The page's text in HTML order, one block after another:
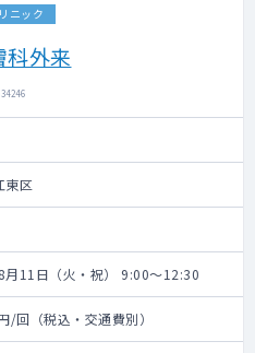
ニック
科外来
東区
月11日（火・祝） 9:00～12:30
/回（税込・交通費別）